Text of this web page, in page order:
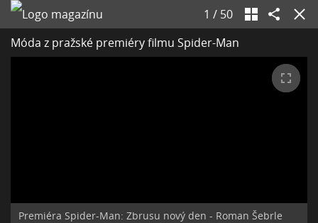
1 / 50
Móda z pražské premiéry filmu Spider-Man
Premiéra Spider-Man: Zbrusu nový den - Roman Šebrle